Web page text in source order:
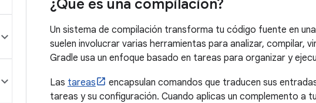
¿Qué es una compilación?
Un sistema de compilación transforma tu código fuente en
suelen involucrar varias herramientas para analizar, compilar,
Gradle usa un enfoque basado en tareas para organizar y
Las tareas encapsulan comandos que traducen sus
tareas y su configuración. Cuando aplicas un complemento a